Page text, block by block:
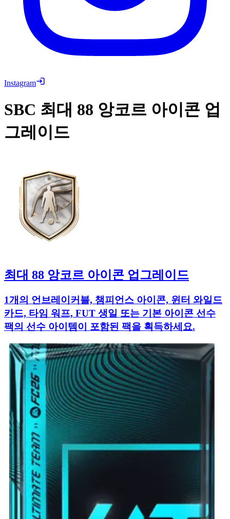
Instagram
SBC 최대 88 앙코르 아이콘 업
그레이드
최대 88 앙코르 아이콘 업그레이드
1개의 언브레이커블, 챔피언스 아이콘, 윈터 와일드
카드, 타임 워프, FUT 생일 또는 기본 아이콘 선수
팩의 선수 아이템이 포함된 팩을 획득하세요.